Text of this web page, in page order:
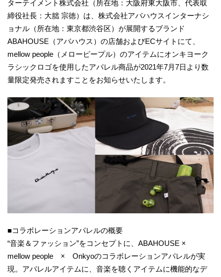
ターテイメント株式会社（所在地：大阪府東大阪市、代表取
締役社長：大朏 宗徳）は、株式会社アバハウスインターナシ
ョナル（所在地：東京都渋谷区）が展開するブランド
ABAHOUSE（アバハウス）の店舗およびECサイトにて、
mellow people（メローピープル）のアイテムにオンキヨーク
ラシックロゴを使用したアパレル商品が2021年7月7日より数
量限定発売されますことをお知らせいたします。
■コラボレーションアパレルの概要
“音楽＆ファッション”をコンセプトに、ABAHOUSE ×
mellow people × Onkyoのコラボレーションアパレルが実
現。アパレルアイテムに、音楽を聴くアイテムに機能的なデ